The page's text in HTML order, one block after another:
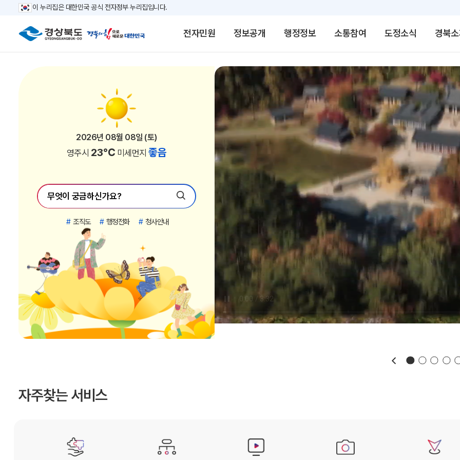
이 누리집은 대한민국 공식 전자정부 누리집입니다.
전자민원 정보공개 행정정보 소통참여 도정소식 경북
2026년 08월 08일 (토)
포항시 26℃ 미세먼지좋음
2026년 08월 08일 (토)
경주시 26℃ 미세먼지좋음
2026년 08월 08일 (토)
김천시 24℃ 미세먼지좋음
2026년 08월 08일 (토)
안동시 24℃ 미세먼지좋음
2026년 08월 08일 (토)
구미시 26℃ 미세먼지좋음
2026년 08월 08일 (토)
영주시 23℃ 미세먼지좋음
2026년 08월 08일 (토)
영천시 25℃ 미세먼지좋음
2026년 08월 08일 (토)
상주시 26℃ 미세먼지좋음
2026년 08월 08일 (토)
문경시 24℃ 미세먼지좋음
2026년 08월 08일 (토)
경산시 26℃ 미세먼지좋음
2026년 08월 08일 (토)
의성군 26℃ 미세먼지좋음
2026년 08월 08일 (토)
청송군 25℃ 미세먼지좋음
2026년 08월 08일 (토)
영양군 23℃ 미세먼지좋음
2026년 08월 08일 (토)
영덕군 25℃ 미세먼지좋음
2026년 08월 08일 (토)
청도군 25℃ 미세먼지좋음
2026년 08월 08일 (토)
고령군 26℃ 미세먼지좋음
2026년 08월 08일 (토)
성주군 25℃ 미세먼지좋음
2026년 08월 08일 (토)
칠곡군 25℃ 미세먼지좋음
2026년 08월 08일 (토)
봉화군 23℃ 미세먼지좋음
2026년 08월 08일 (토)
예천군 24℃ 미세먼지좋음
2026년 08월 08일 (토)
울진군 26℃ 미세먼지좋음
2026년 08월 08일 (토)
울릉군 27℃미세먼지 좋음
# 조직도 # 행정전화 # 청사안내
자주찾는 서비스